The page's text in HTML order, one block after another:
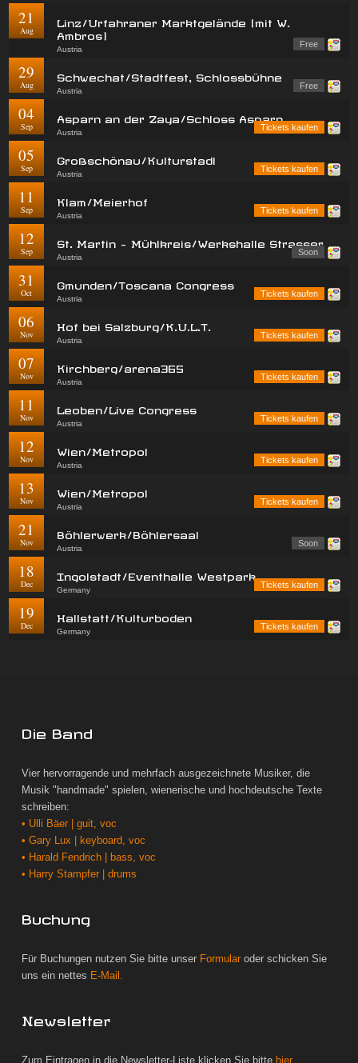
21
Aug
Linz/Urfahraner Marktgelände (mit W.
Ambros)
Austria
Free
29
Aug
Schwechat/Stadtfest, Schlossbühne
Austria
Free
04
Sep
Asparn an der Zaya/Schloss Asparn
Austria
Tickets kaufen
05
Sep
Großschönau/Kulturstadl
Austria
Tickets kaufen
11
Sep
Klam/Meierhof
Austria
Tickets kaufen
12
Sep
St. Martin - Mühlkreis/Werkshalle Strasser
Austria
Soon
31
Oct
Gmunden/Toscana Congress
Austria
Tickets kaufen
06
Nov
Hof bei Salzburg/K.U.L.T.
Austria
Tickets kaufen
07
Nov
Kirchberg/arena365
Austria
Tickets kaufen
11
Nov
Leoben/Live Congress
Austria
Tickets kaufen
12
Nov
Wien/Metropol
Austria
Tickets kaufen
13
Nov
Wien/Metropol
Austria
Tickets kaufen
21
Nov
Böhlerwerk/Böhlersaal
Austria
Soon
18
Dec
Ingolstadt/Eventhalle Westpark
Germany
Tickets kaufen
19
Dec
Hallstatt/Kulturboden
Germany
Tickets kaufen
Die Band
Vier hervorragende und mehrfach ausgezeichnete Musiker, die
Musik "handmade" spielen, wienerische und hochdeutsche Texte
schreiben:
• Ulli Bäer | guit, voc
• Gary Lux | keyboard, voc
• Harald Fendrich | bass, voc
• Harry Stampfer | drums
Buchung
Für Buchungen nutzen Sie bitte unser Formular oder schicken Sie
uns ein nettes E-Mail.
Newsletter
Zum Eintragen in die Newsletter-Liste klicken Sie bitte hier.